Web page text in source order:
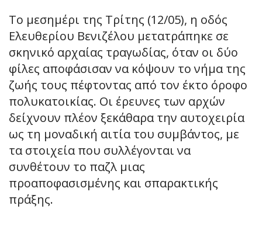
Το μεσημέρι της Τρίτης (12/05), η οδός
Ελευθερίου Βενιζέλου μετατράπηκε σε
σκηνικό αρχαίας τραγωδίας, όταν οι δύο
φίλες αποφάσισαν να κόψουν το νήμα της
ζωής τους πέφτοντας από τον έκτο όροφο
πολυκατοικίας. Οι έρευνες των αρχών
δείχνουν πλέον ξεκάθαρα την αυτοχειρία
ως τη μοναδική αιτία του συμβάντος, με
τα στοιχεία που συλλέγονται να
συνθέτουν το παζλ μιας
προαποφασισμένης και σπαρακτικής
πράξης.